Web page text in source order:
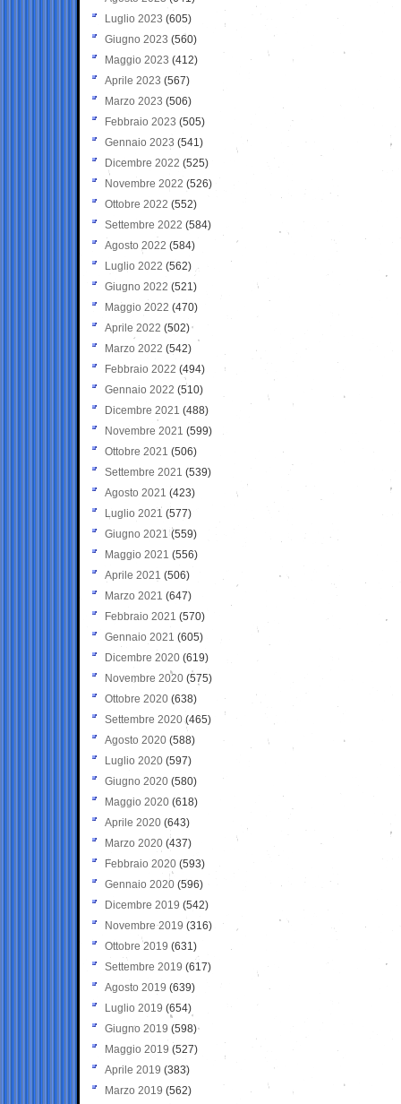
Luglio 2023 (605)
Giugno 2023 (560)
Maggio 2023 (412)
Aprile 2023 (567)
Marzo 2023 (506)
Febbraio 2023 (505)
Gennaio 2023 (541)
Dicembre 2022 (525)
Novembre 2022 (526)
Ottobre 2022 (552)
Settembre 2022 (584)
Agosto 2022 (584)
Luglio 2022 (562)
Giugno 2022 (521)
Maggio 2022 (470)
Aprile 2022 (502)
Marzo 2022 (542)
Febbraio 2022 (494)
Gennaio 2022 (510)
Dicembre 2021 (488)
Novembre 2021 (599)
Ottobre 2021 (506)
Settembre 2021 (539)
Agosto 2021 (423)
Luglio 2021 (577)
Giugno 2021(559)
Maggio 2021 (556)
Aprile 2021 (506)
Marzo 2021 (647)
Febbraio 2021 (570)
Gennaio 2021 (605)
Dicembre 2020 (619)
Novembre 2020 (575)
Ottobre 2020 (638)
Settembre 2020(465)
Agosto 2020 (588)
Luglio 2020 (597)
Giugno 2020 (580)
Maggio 2020 (618)
Aprile 2020 (643)
Marzo 2020 (437)
Febbraio 2020 (593)
Gennaio 2020 (596)
Dicembre 2019 (542)
Novembre 2019 (316)
Ottobre 2019 (631)
Settembre 2019 (617)
Agosto 2019 (639)
Luglio 2019 (654)
Giugno 2019 (598)
Maggio 2019 (527)
Aprile 2019 (383)
Marzo 2019 (562)